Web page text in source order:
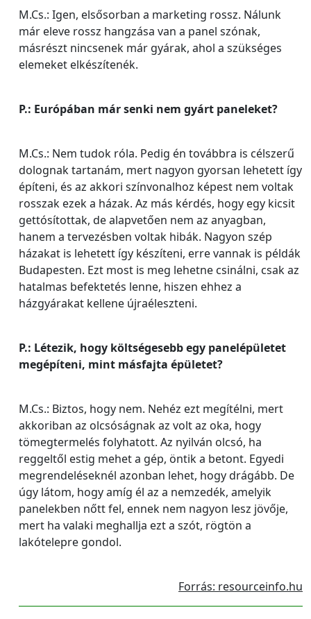
M.Cs.: Igen, elsősorban a marketing rossz. Nálunk
már eleve rossz hangzása van a panel szónak,
másrészt nincsenek már gyárak, ahol a szükséges
elemeket elkészítenék.
P.: Európában már senki nem gyárt paneleket?
M.Cs.: Nem tudok róla. Pedig én továbbra is célszerű
dolognak tartanám, mert nagyon gyorsan lehetett így
építeni, és az akkori színvonalhoz képest nem voltak
rosszak ezek a házak. Az más kérdés, hogy egy kicsit
gettósítottak, de alapvetően nem az anyagban,
hanem a tervezésben voltak hibák. Nagyon szép
házakat is lehetett így készíteni, erre vannak is példák
Budapesten. Ezt most is meg lehetne csinálni, csak az
hatalmas befektetés lenne, hiszen ehhez a
házgyárakat kellene újraéleszteni.
P.: Létezik, hogy költségesebb egy panelépületet
megépíteni, mint másfajta épületet?
M.Cs.: Biztos, hogy nem. Nehéz ezt megítélni, mert
akkoriban az olcsóságnak az volt az oka, hogy
tömegtermelés folyhatott. Az nyilván olcsó, ha
reggeltől estig mehet a gép, öntik a betont. Egyedi
megrendeléseknél azonban lehet, hogy drágább. De
úgy látom, hogy amíg él az a nemzedék, amelyik
panelekben nőtt fel, ennek nem nagyon lesz jövője,
mert ha valaki meghallja ezt a szót, rögtön a
lakótelepre gondol.
Forrás: resourceinfo.hu